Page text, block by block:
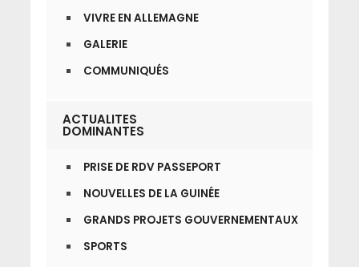
VIVRE EN ALLEMAGNE
GALERIE
COMMUNIQUÉS
ACTUALITES
DOMINANTES
PRISE DE RDV PASSEPORT
NOUVELLES DE LA GUINÉE
GRANDS PROJETS GOUVERNEMENTAUX
SPORTS